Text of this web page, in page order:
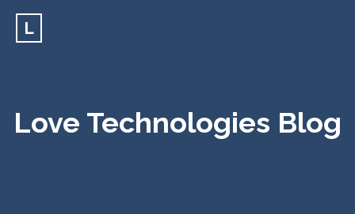
L
Love Technologies Blog